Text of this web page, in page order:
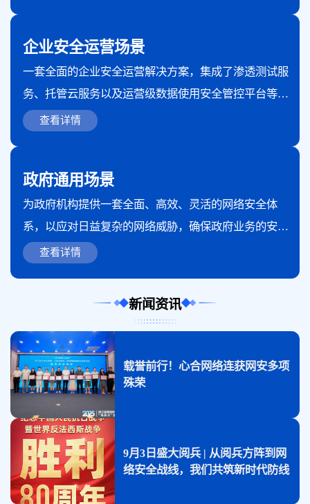
企业安全运营场景
一套全面的企业安全运营解决方案，集成了渗透测试服
务、托管云服务以及运营级数据使用安全管控平台等核
心服务与产品，旨在保护企业的网络系统和数据安全，
查看详情
政府通用场景
为政府机构提供一套全面、高效、灵活的网络安全体
系，以应对日益复杂的网络威胁，确保政府业务的安全
稳定运行。方案涵盖了重保服务、三同步机制、攻防演
查看详情
新闻资讯
载誉前行！心合网络连获网安多项
殊荣
9月3日盛大阅兵 | 从阅兵方阵到网
络安全战线，我们共筑新时代防线